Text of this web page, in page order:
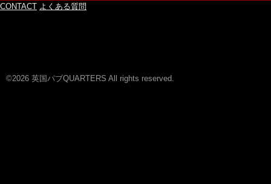
CONTACT よくある質問
©2026 英国パブQUARTERS All rights reserved.